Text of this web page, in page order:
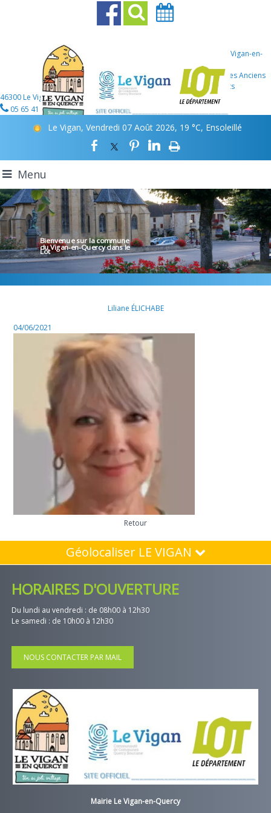
Mairie Le Vigan-en-
Quercy
107 Place des Anciens
Combattants
46300 Le Vigan-en-Quercy
05 65 41 12 46
Le Vigan, Vendredi 07 Août 2026, 19 °C, Ensoleillé
Menu
Bienvenue sur la commune
du Vigan-en-Quercydans le
Lot
Liliane ÉLICHABE
04/06/2021
Retour
Géolocaliser LE VIGAN
HORAIRES D'OUVERTURE
Du lundi au vendredi : de 08h00 à 12h30
Le samedi : de 10h00 à 12h30
NOUS CONTACTER PAR MAIL
Mairie Le Vigan-en-Quercy